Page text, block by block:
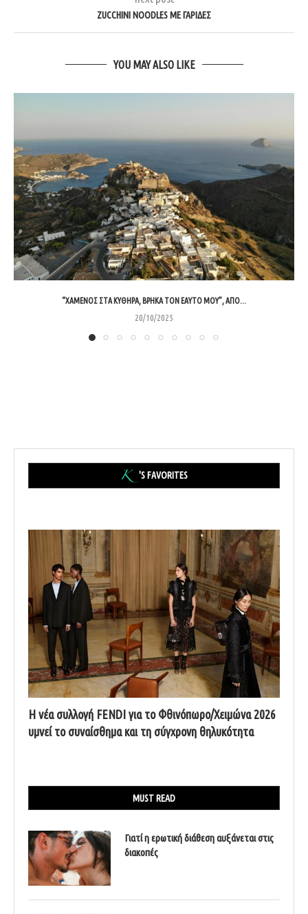
ZUCCHINI NOODLES ΜΕ ΓΑΡΊΔΕΣ
YOU MAY ALSO LIKE
“ΧΑΜΈΝΟΣ ΣΤΑ ΚΎΘΗΡΑ, ΒΡΉΚΑ ΤΟΝ ΕΑΥΤΌ ΜΟΥ”, ΑΠΌ...
20/10/2025
'S FAVORITES
Η νέα συλλογή FENDI για το Φθινόπωρο/Χειμώνα 2026
υμνεί το συναίσθημα και τη σύγχρονη θηλυκότητα
MUST READ
Γιατί η ερωτική διάθεση αυξάνεται στις
διακοπές